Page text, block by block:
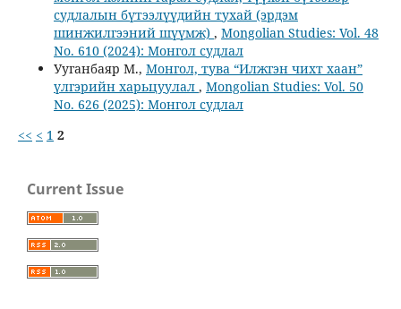
судлалын бүтээлүүдийн тухай (эрдэм
шинжилгээний шүүмж) , Mongolian Studies: Vol. 48
No. 610 (2024): Монгол судлал
Ууганбаяр М., Монгол, тува “Илжгэн чихт хаан”
үлгэрийн харьцуулал , Mongolian Studies: Vol. 50
No. 626 (2025): Монгол судлал
<< < 1 2
Current Issue